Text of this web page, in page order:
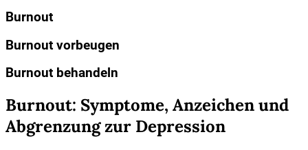
Burnout
Burnout vorbeugen
Burnout behandeln
Burnout: Symptome, Anzeichen und
Abgrenzung zur Depression